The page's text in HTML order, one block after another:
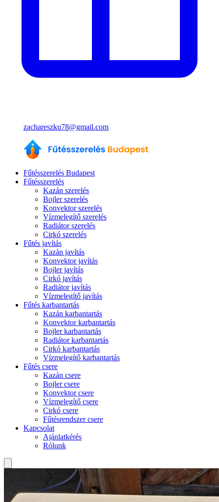
zachareszku78@gmail.com
Fűtésszerelés Budapest
Fűtésszerelés
Kazán szerelés
Bojler szerelés
Konvektor szerelés
Vízmelegítő szerelés
Radiátor szerelés
Cirkó szerelés
Fűtés javítás
Kazán javítás
Konvektor javítás
Bojler javítás
Cirkó javítás
Radiátor javítás
Vízmelegítő javítás
Fűtés karbantartás
Kazán karbantartás
Konvektor karbantartás
Bojler karbantartás
Radiátor karbantartás
Cirkó karbantartás
Vízmelegítő karbantartás
Fűtés csere
Kazán csere
Bojler csere
Konvektor csere
Vízmelegítő csere
Cirkó csere
Fűtésrendszer csere
Kapcsolat
Ajánlatkérés
Rólunk